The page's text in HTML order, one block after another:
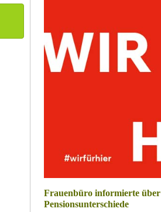
Frauenbüro informierte über
Pensionsunterschiede